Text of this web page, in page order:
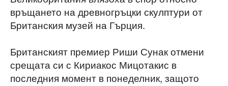
връщането на древногръцки скулптури от
Британския музей на Гърция.
Британският премиер Риши Сунак отмени
срещата си с Кириакос Мицотакис в
последния момент в понеделник, защото